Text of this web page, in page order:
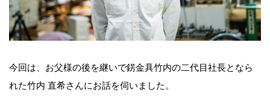
今回は、お父様の後を継いで錺金具竹内の二代目社長となら
れた竹内 直希さんにお話を伺いました。